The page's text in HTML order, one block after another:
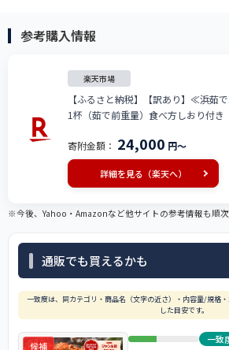
参考購入情報
楽天市場
【ふるさと納税】【訳あり】≪浜
1杯（茹で前重量）食べ方しおり付き
希望日をご記入ください [e04-
寄附金額： 24,000 円～
詳細を見る（楽天へ）
※今後、Yahoo・Amazonなど他サイトの参考情報も順次
通販でも買えるかも
一致度は、同カテゴリ・商品名（文字の近さ）・内容量/規格
した目安です。
候補
一致